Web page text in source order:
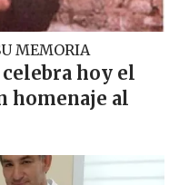
MEMORIA
hoy el
homenaje al